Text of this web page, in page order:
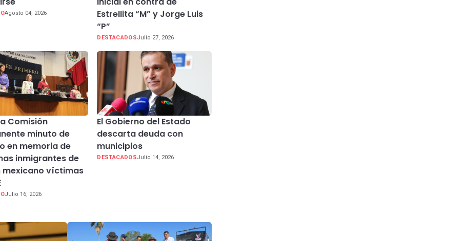
Agosto 04, 2026
Estrellita “M” y Jorge Luis
“P”
DESTACADOSJulio 27, 2026
Comisión
minuto de
en memoria de
inmigrantes de
mexicano víctimas
Julio 16, 2026
El Gobierno del Estado
descarta deuda con
municipios
DESTACADOSJulio 14, 2026